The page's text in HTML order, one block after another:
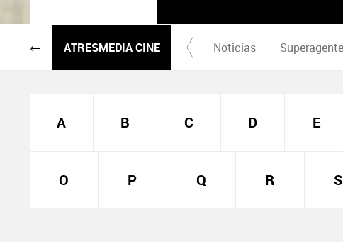
ATRESMEDIA CINE Noticias
A B C D E
O P Q R S